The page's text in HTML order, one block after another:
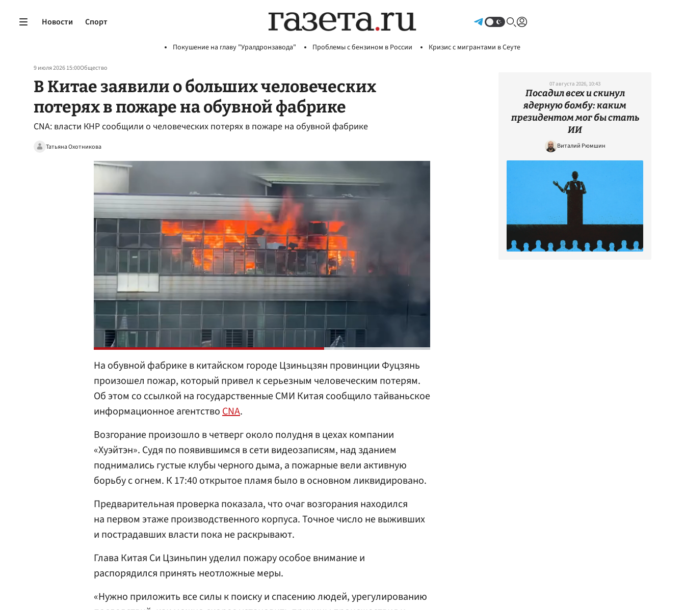
Новости Спорт
Покушение на главу "Уралдронзавода" Проблемы с бензином в России Кризис с мигрантами в Сеуте
9 июля 2026 15:00Общество
В Китае заявили о больших человеческих
потерях в пожаре на обувной фабрике
CNA: власти КНР сообщили о человеческих потерях в пожаре на обувной фабрике
Татьяна Охотникова
На обувной фабрике в китайском городе Цзиньцзян провинции Фуцзянь
произошел пожар, который привел к серьезным человеческим потерям.
Об этом со ссылкой на государственные СМИ Китая сообщило тайваньское
информационное агентствоCNA.
Возгорание произошло в четверг около полудня в цехах компании
«Хуэйтэн». Судя по появившимся в сети видеозаписям, над зданием
поднимались густые клубы черного дыма, а пожарные вели активную
борьбу с огнем. К 17:40 открытое пламя было в основном ликвидировано.
Предварительная проверка показала, что очаг возгорания находился
на первом этаже производственного корпуса. Точное число не выживших
и пострадавших власти пока не раскрывают.
Глава Китая Си Цзиньпин уделил пожару особое внимание и
распорядился принять неотложные меры.
«Нужно приложить все силы к поиску и спасению людей, урегулированию
07 августа 2026, 10:43
Посадил всех и скинул
ядерную бомбу: каким
президентом мог бы стать
ИИ
Виталий Рюмшин